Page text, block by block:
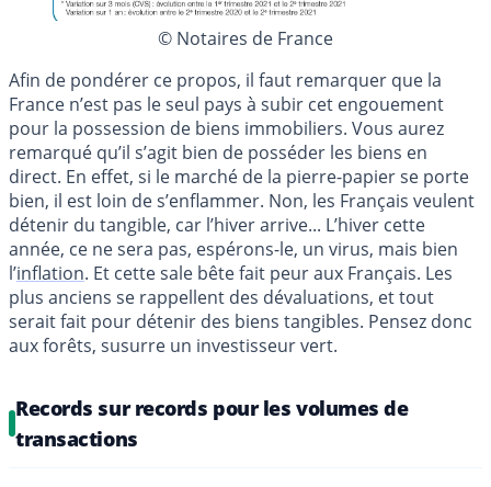
© Notaires de France
Afin de pondérer ce propos, il faut remarquer que la
France n’est pas le seul pays à subir cet engouement
pour la possession de biens immobiliers. Vous aurez
remarqué qu’il s’agit bien de posséder les biens en
direct. En effet, si le marché de la pierre-papier se porte
bien, il est loin de s’enflammer. Non, les Français veulent
détenir du tangible, car l’hiver arrive... L’hiver cette
année, ce ne sera pas, espérons-le, un virus, mais bien
l’inflation. Et cette sale bête fait peur aux Français. Les
plus anciens se rappellent des dévaluations, et tout
serait fait pour détenir des biens tangibles. Pensez donc
aux forêts, susurre un investisseur vert.
Records sur records pour les volumes de
transactions